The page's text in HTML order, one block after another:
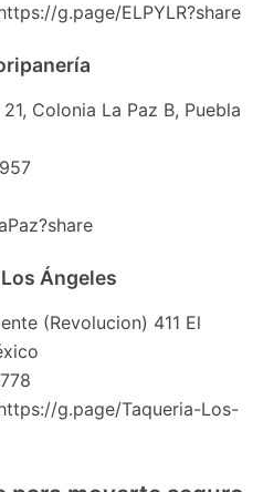
g.page/ELPYLR?share
Colonia La Paz B, Puebla
Ángeles
(Revolucion) 411 El
g.page/Taqueria-Los-